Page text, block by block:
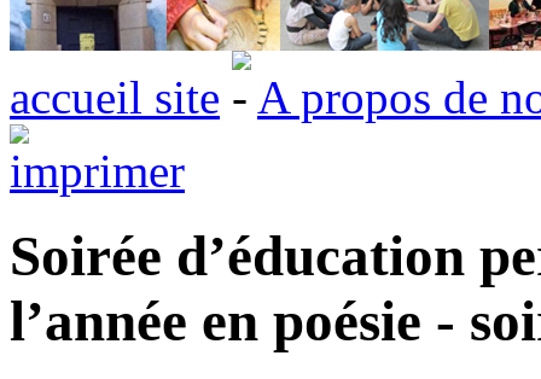
accueil site A propos de
Soirée d’éducation
l’année en poésie -